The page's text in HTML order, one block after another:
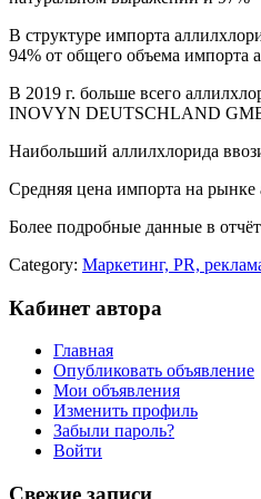
В структуре импорта
94% от общего объема
В 2019 г. больше всего
INOVYN DEUTSCHLAND
Наибольший аллилхлорида
Средняя цена импорта на рынке
Более подробные данные в
Category: Маркетинг, PR,
Кабинет автора
Главная
Опубликовать объявление
Мои объявления
Изменить профиль
Забыли пароль?
Войти
Свежие записи